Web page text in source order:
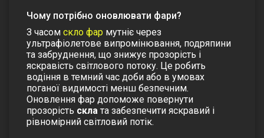
Чому потрібно оновлювати фари?
З часом скло фар мутніє через
ультрафіолетове випромінювання, подряпини
та забруднення, що знижує прозорість і
яскравість світлового потоку. Це робить
водіння в темний час доби або в умовах
поганої видимості менш безпечним.
Оновлення фар допоможе повернути
прозорість скла та забезпечити яскравий і
рівномірний світловий потік.